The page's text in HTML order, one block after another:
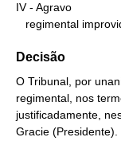
IV - Agravo
regimental
Decisão
O Tribunal, por
regimental, nos
justificadamente,
Gracie